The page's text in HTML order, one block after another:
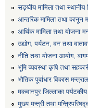
सङ्घीय मामिला तथा स्थानीय
आन्तरिक मामिला तथा कानून
आर्थिक मामिला तथा योजना
उद्योग, पर्यटन, वन तथा
नीति तथा योजना आयोग,
भूमि व्यवस्था कृषि तथा
भौतिक पूर्वाधार विकास
मकवानपुर जिल्लाका
मुख्य मन्त्री तथा